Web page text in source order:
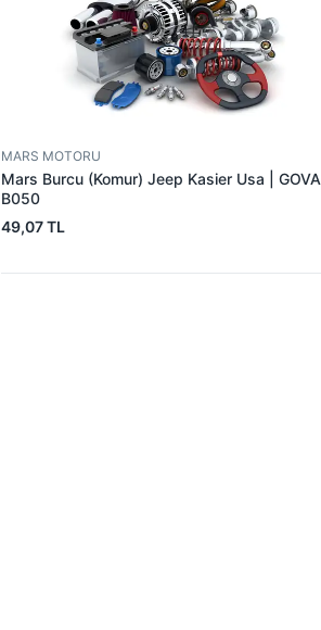
MARS MOTORU
Mars Burcu (Komur) Jeep Kasier Usa | GOVA
B050
49,07 TL